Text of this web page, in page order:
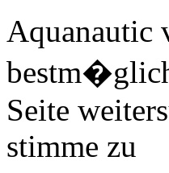
Aquanautic
Seite
stimme zu